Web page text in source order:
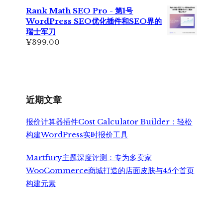
为：
¥699.00。
价
格
为：
Rank Math SEO Pro - 第1号
WordPress SEO优化插件和SEO界的
瑞士军刀
¥399.00
近期文章
报价计算器插件Cost Calculator Builder：轻松
构建WordPress实时报价工具
Martfury主题深度评测：专为多卖家
WooCommerce商城打造的店面皮肤与45个首页
构建元素